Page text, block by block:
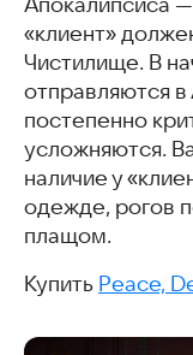
«клиент»
Чистилище. В
отправляются
постепенно
усложняются.
наличие у
одежде, рогов
плащом.
Купить Peace,